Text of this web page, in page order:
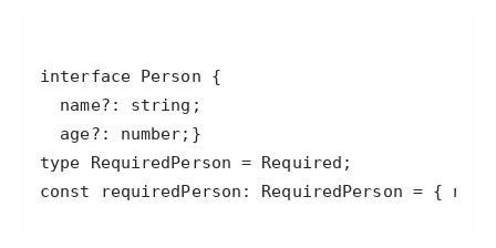
const requiredPerson: RequiredPerson = {